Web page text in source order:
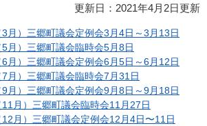
更新日：2021年4月2日更新
月）三郷町議会定例会3月4日～3月13日
月）三郷町議会臨時会5月8日
月）三郷町議会定例会6月5日～6月12日
月）三郷町議会臨時会7月31日
月）三郷町議会定例会9月8日～9月18日
月）三郷町議会臨時会11月27日
月）三郷町議会定例会12月4日〜11日